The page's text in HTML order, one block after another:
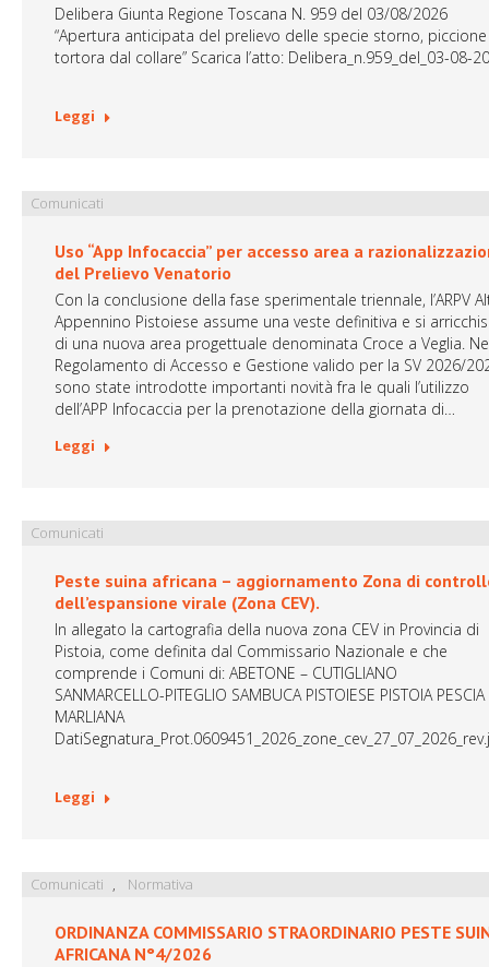
Delibera Giunta Regione Toscana N. 959 del 03/08/2026
“Apertura anticipata del prelievo delle specie storno,
tortora dal collare” Scarica l’atto: Delibera_n.959_del_03-08-
Leggi
Uso “App Infocaccia” per accesso area a
del Prelievo Venatorio
Comunicati
Con la conclusione della fase sperimentale triennale, l’ARPV
Appennino Pistoiese assume una veste definitiva e si
di una nuova area progettuale denominata Croce a Veglia.
Regolamento di Accesso e Gestione valido per la SV 2026/
sono state introdotte importanti novità fra le quali l’utilizzo
dell’APP Infocaccia per la prenotazione della giornata di…
Leggi
Peste suina africana – aggiornamento Zona di
dell’espansione virale (Zona CEV).
Comunicati
In allegato la cartografia della nuova zona CEV in Provincia di
Pistoia, come definita dal Commissario Nazionale e che
comprende i Comuni di: ABETONE – CUTIGLIANO
SANMARCELLO-PITEGLIO SAMBUCA PISTOIESE PISTOIA PESCIA
MARLIANA
Leggi
ORDINANZA COMMISSARIO STRAORDINARIO PESTE
AFRICANA N°4/2026
Comunicati , Normativa